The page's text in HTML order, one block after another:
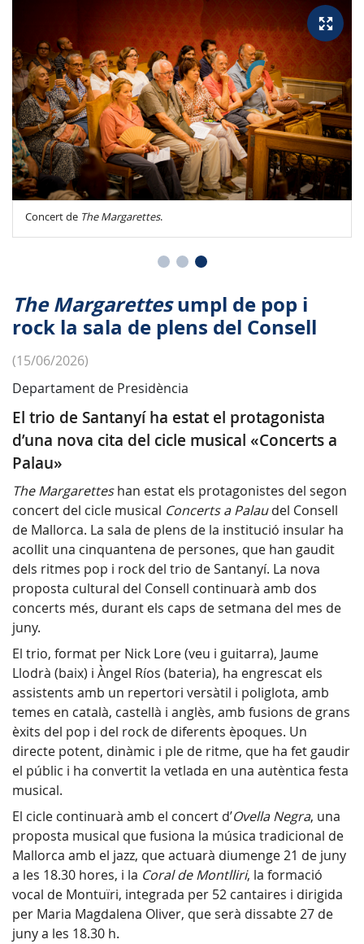
Concert de The Margarettes.
The Margarettesumpl de pop i
rock la sala de plens del Consell
(15/06/2026)
Departament de Presidència
El trio de Santanyí ha estat el protagonista
d’una nova cita del cicle musical «Concerts a
Palau»
The Margaretteshan estat els protagonistes del segon
concert del cicle musical Concerts a Palaudel Consell
de Mallorca. La sala de plens de la institució insular ha
acollit una cinquantena de persones, que han gaudit
dels ritmes pop i rock del trio de Santanyí. La nova
proposta cultural del Consell continuarà amb dos
concerts més, durant els caps de setmana del mes de
juny.
El trio, format per Nick Lore (veu i guitarra), Jaume
Llodrà (baix) i Àngel Ríos (bateria), ha engrescat els
assistents amb un repertori versàtil i poliglota, amb
temes en català, castellà i anglès, amb fusions de grans
èxits del pop i del rock de diferents èpoques. Un
directe potent, dinàmic i ple de ritme, que ha fet gaudir
el públic i ha convertit la vetlada en una autèntica festa
musical.
El cicle continuarà amb el concert d’Ovella Negra, una
proposta musical que fusiona la música tradicional de
Mallorca amb el jazz, que actuarà diumenge 21 de juny
a les 18.30 hores, i la Coral de Montlliri, la formació
vocal de Montuïri, integrada per 52 cantaires i dirigida
per Maria Magdalena Oliver, que serà dissabte 27 de
juny a les 18.30 h.